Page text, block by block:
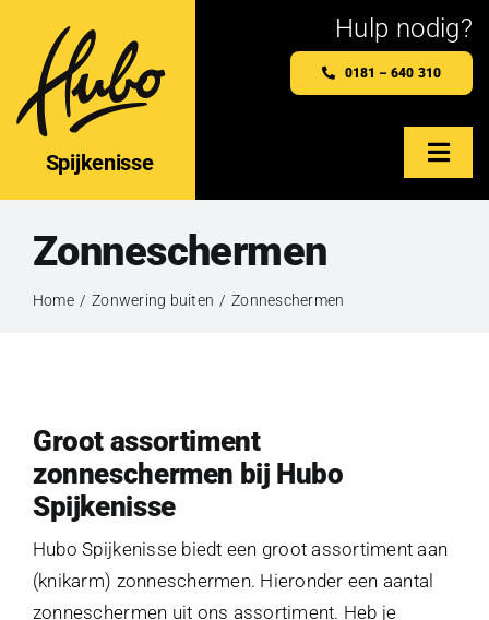
inhoud
Spijkenisse
Hulp nodig?
0181 – 640 310
Webshop
Afspraak maken
Contact
Zonneschermen
Home Zonwering buiten Zonneschermen
Groot assortiment
zonneschermen bij Hubo
Spijkenisse
Hubo Spijkenisse biedt een groot assortiment aan
(knikarm) zonneschermen. Hieronder een aantal
zonneschermen uit ons assortiment. Heb je